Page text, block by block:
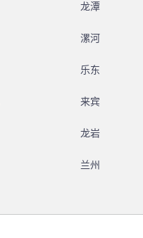
龙潭
漯河
乐东
来宾
龙岩
兰州